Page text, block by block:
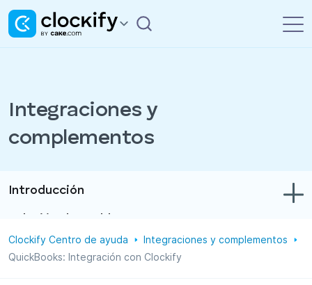
Integraciones y
complementos
Introducción
Control de tiempo y gastos
Clockify Centro de ayuda
Integraciones y complementos
QuickBooks: Integración con Clockify